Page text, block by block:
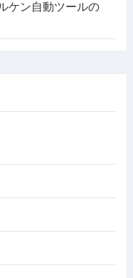
ケン自動ツールの